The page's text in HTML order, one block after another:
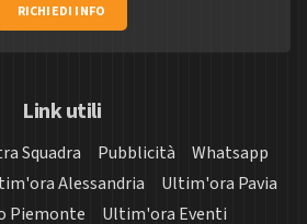
RICHIEDI INFO
Link utili
Squadra Pubblicità
Whatsapp
Alessandria
Ultim'ora Pavia
Piemonte
Ultim'ora Eventi